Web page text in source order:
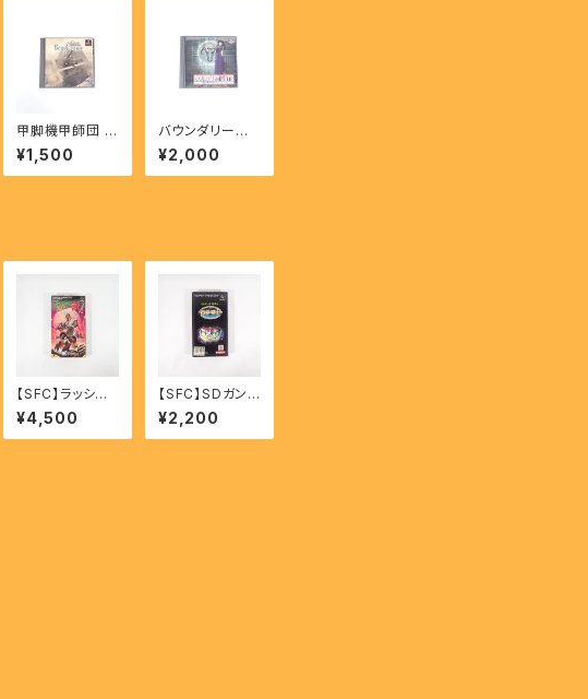
甲脚機甲師団 バ
イン・パンツァー
- Koukyakuki
koushidan Bei
¥1,500
バウンダリーゲ
ート - BOUND
ARY GATE 【P
S】
¥2,000
【SFC】ラッシン
グ・ビート 乱 複
製都市 - RUSHI
NG BEAT RAN
¥4,500
【SFC】SDガンダ
ム外伝2 円卓の
騎士 - SD Gun
dam Gaiden2
¥2,200